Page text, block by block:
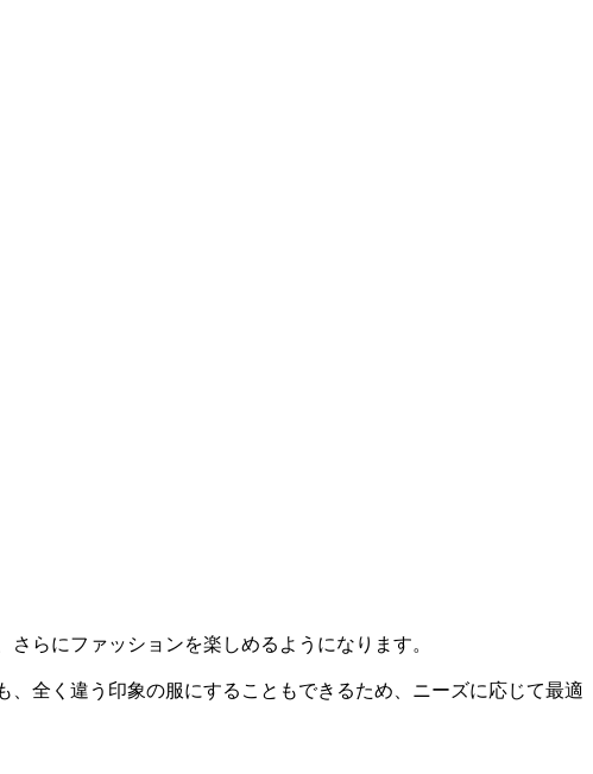
らにファッションを楽しめるようになります。
全く違う印象の服にすることもできるため、ニーズに応じて最適